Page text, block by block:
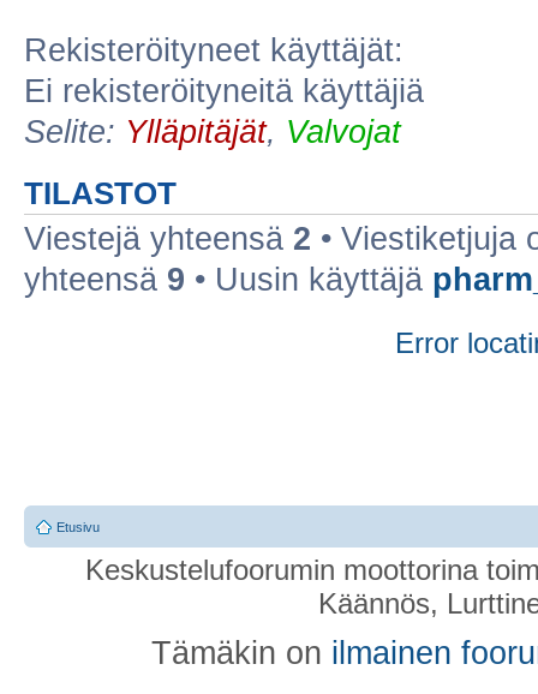
Rekisteröityneet käyttäjät:
Ei rekisteröityneitä käyttäjiä
Selite: Ylläpitäjät, Valvojat
TILASTOT
Viestejä yhteensä 2 • Viestiketjuja
yhteensä 9 • Uusin käyttäjä
Error
Etusivu
Keskustelufoorumin moottorina
Käännös,
Tämäkin on ilmainen